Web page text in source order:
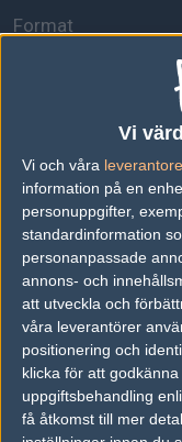
Vi
Vi och våra
information på en
personuppgifter,
standardinformation
personanpassade
annons- och
att utveckla och
våra leverantörer
positionering och
klicka för att
uppgiftsbehandling
få åtkomst till mer
Format
The tournament format
Challengers Stage,
is
teams will advance to
Legends Stage is also
8 will advance to the
eliminated.
Champions Stage
is
the single-elimination
through semi-finals
The Grand final best-of
(Note: Each stage
information will be